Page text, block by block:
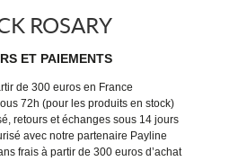
ROSARY
ET PAIEMENTS
de 300 euros en France
72h (pour les produits en stock)
retours et échanges sous 14 jours
avec notre partenaire Payline
frais à partir de 300 euros d’achat